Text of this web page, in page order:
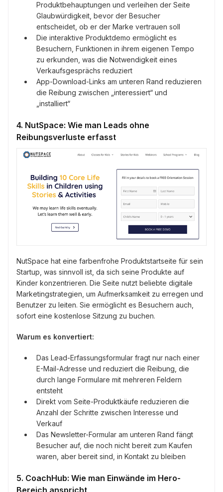
Produktbehauptungen und verleihen der Seite
Glaubwürdigkeit, bevor der Besucher
entscheidet, ob er der Marke vertrauen soll
Die interaktive Produktdemo ermöglicht es
Besuchern, Funktionen in ihrem eigenen Tempo
zu erkunden, was die Notwendigkeit eines
Verkaufsgesprächs reduziert
App-Download-Links am unteren Rand reduzieren
die Reibung zwischen „interessiert“ und
„installiert“
4. NutSpace: Wie man Leads ohne
Reibungsverluste erfasst
NutSpace hat eine farbenfrohe Produktstartseite für sein
Startup, was sinnvoll ist, da sich seine Produkte auf
Kinder konzentrieren. Die Seite nutzt beliebte digitale
Marketingstrategien, um Aufmerksamkeit zu erregen und
Benutzer zu leiten. Sie ermöglicht es Besuchern auch,
sofort eine kostenlose Sitzung zu buchen.
Warum es konvertiert:
Das Lead-Erfassungsformular fragt nur nach einer
E-Mail-Adresse und reduziert die Reibung, die
durch lange Formulare mit mehreren Feldern
entsteht
Direkt vom Seite-Produktkäufe reduzieren die
Anzahl der Schritte zwischen Interesse und
Verkauf
Das Newsletter-Formular am unteren Rand fängt
Besucher auf, die noch nicht bereit zum Kaufen
waren, aber bereit sind, in Kontakt zu bleiben
5. CoachHub: Wie man Einwände im Hero-
Bereich anspricht